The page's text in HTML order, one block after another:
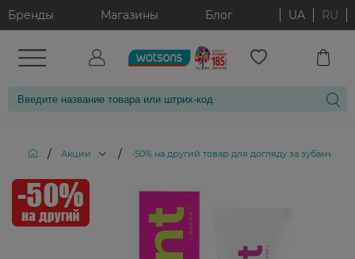
Бренды Магазины Блог UA RU
/ Акции / -50% на другий товар для догляду за зубами